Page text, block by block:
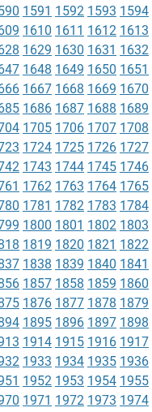
1591 1592 1593 1594
1610 1611 1612 1613
1629 1630 1631 1632
1648 1649 1650 1651
1667 1668 1669 1670
1686 1687 1688 1689
1705 1706 1707 1708
1724 1725 1726 1727
1743 1744 1745 1746
1762 1763 1764 1765
1781 1782 1783 1784
1800 1801 1802 1803
1819 1820 1821 1822
1838 1839 1840 1841
1857 1858 1859 1860
1876 1877 1878 1879
1895 1896 1897 1898
1914 1915 1916 1917
1933 1934 1935 1936
1952 1953 1954 1955
1971 1972 1973 1974